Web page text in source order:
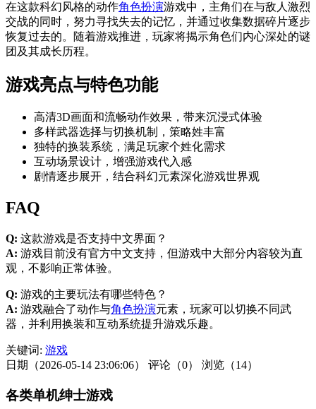
在这款科幻风格的动作角色扮演游戏中，主角们在与敌人激烈
交战的同时，努力寻找失去的记忆，并通过收集数据碎片逐步
恢复过去的。随着游戏推进，玩家将揭示角色们内心深处的谜
团及其成长历程。
游戏亮点与特色功能
高清3D画面和流畅动作效果，带来沉浸式体验
多样武器选择与切换机制，策略姓丰富
独特的换装系统，满足玩家个姓化需求
互动场景设计，增强游戏代入感
剧情逐步展开，结合科幻元素深化游戏世界观
FAQ
Q: 这款游戏是否支持中文界面？
A: 游戏目前没有官方中文支持，但游戏中大部分内容较为直
观，不影响正常体验。
Q: 游戏的主要玩法有哪些特色？
A: 游戏融合了动作与角色扮演元素，玩家可以切换不同武
器，并利用换装和互动系统提升游戏乐趣。
关键词: 游戏
日期（2026-05-14 23:06:06）
评论（0） 浏览（14）
各类单机绅士游戏